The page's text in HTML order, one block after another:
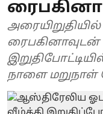
நாளை